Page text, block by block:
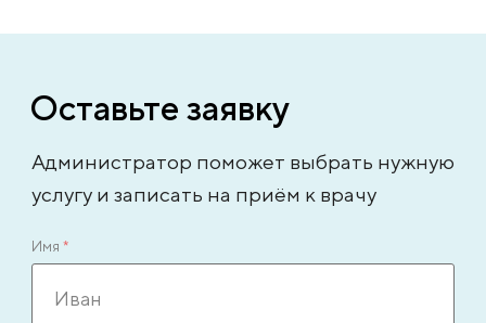
Оставьте заявку
Администратор поможет выбрать нужную
услугу и записать на приём к врачу
Имя *